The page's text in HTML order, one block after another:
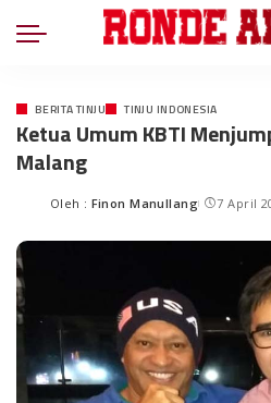
BERITA TINJU TINJU INDONESIA
Ketua Umum KBTI
Malang
Oleh : Finon Manullang 7 April